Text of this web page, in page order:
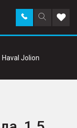
Поиск
по
Заказать
звонок в
Haval Jolion